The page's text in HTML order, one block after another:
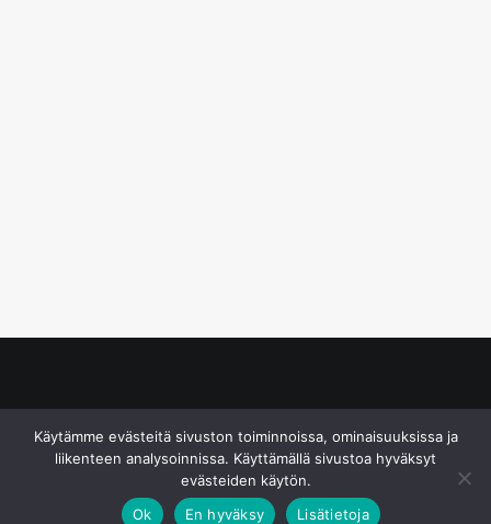
Käytämme evästeitä sivuston toiminnoissa, ominaisuuksissa ja
liikenteen analysoinnissa. Käyttämällä sivustoa hyväksyt
evästeiden käytön.
Ok
En hyväksy Lisätietoja